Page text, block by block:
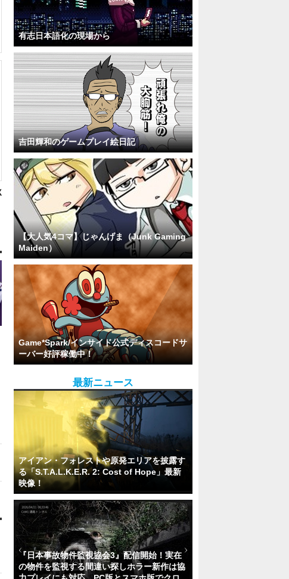
有志日本語化の現場から
吉田輝和のゲームプレイ絵日記
【大人気4コマ】じゃんげま（Junk Gaming
Maiden）
Game*Spark/インサイド公式ディスコードサ
ーバー好評稼働中！
最新ニュース
アイアン・フォレストや原発エリアを披露す
る「S.T.A.L.K.E.R. 2: Cost of Hope」最新
映像！
『日本事故物件監視協会3』配信開始！実在
の物件を監視する間違い探しホラー新作は協